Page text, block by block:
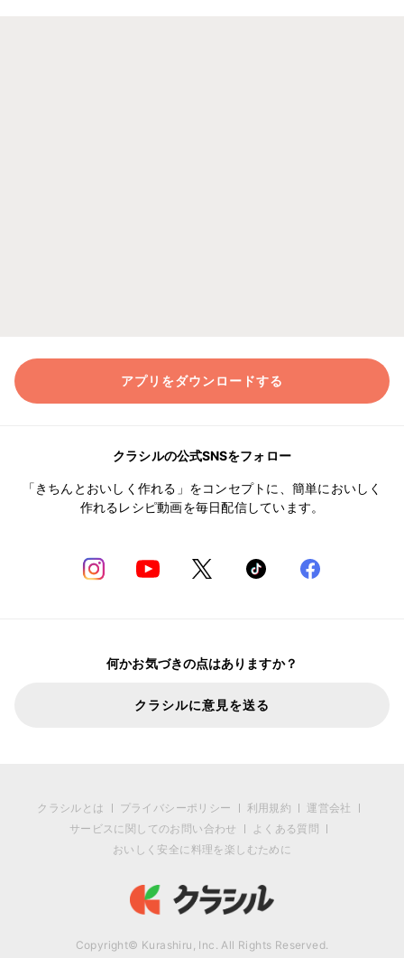
アプリをダウンロードする
クラシルの公式SNSをフォロー
「きちんとおいしく作れる」をコンセプトに、簡単においしく
作れるレシピ動画を毎日配信しています。
何かお気づきの点はありますか？
クラシルに意見を送る
クラシルとは プライバシーポリシー 利用規約
運営会社
サービスに関してのお問い合わせ
よくある質問
おいしく安全に料理を楽しむために
Copyright© Kurashiru, Inc. All Rights Reserved.